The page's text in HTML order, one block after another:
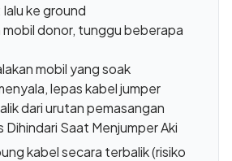
ke ground
mobil donor, tunggu beberapa
mobil yang soak
lepas kabel jumper
dari urutan pemasangan
Dihindari Saat Menjumper Aki
kabel secara terbalik (risiko